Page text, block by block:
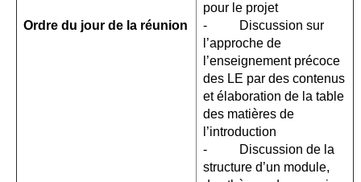
Ordre du jour de la réunion
pour le projet
- Discussion sur
l’approche de
l’enseignement précoce
des LE par des contenus
et élaboration de la table
des matières de
l’introduction
- Discussion de la
structure d’un module,